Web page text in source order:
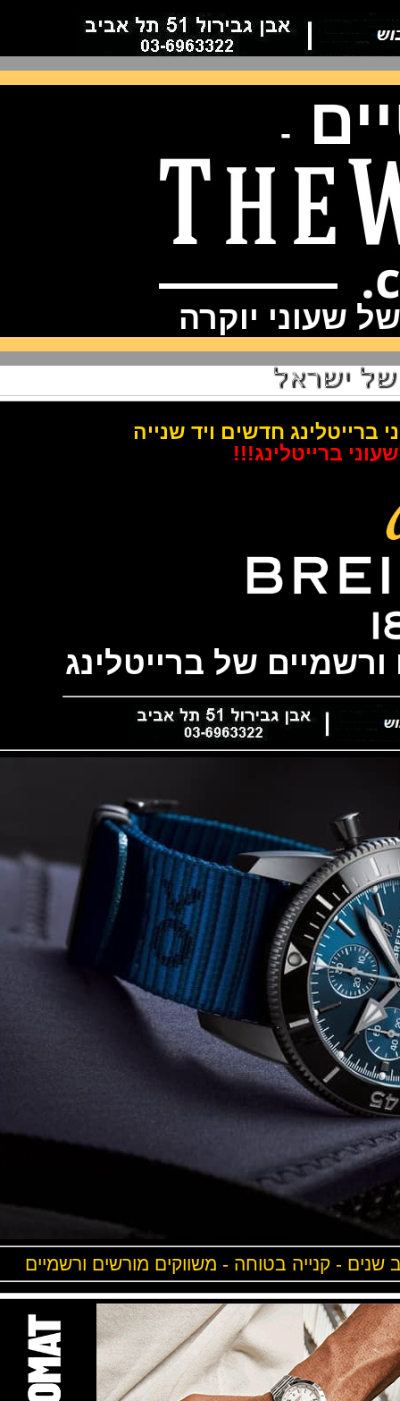
-
יוקרה
חדשים ויד שנייה
ברייטלינג!!!
של ברייטלינג
- קנייה בטוחה - משווקים מורשים ורשמיים